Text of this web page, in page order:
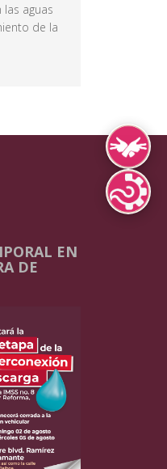
aguas
de la
EN
DE
Lengua de
Lenguas